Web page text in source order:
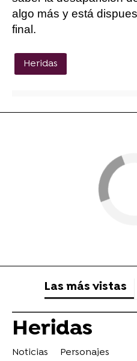
algo más y está
final.
Heridas
Las más vistas
Heridas
Noticias Personajes